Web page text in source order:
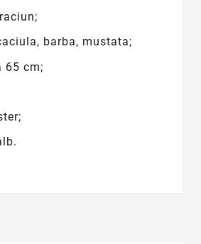
barba, mustata;
65 cm;